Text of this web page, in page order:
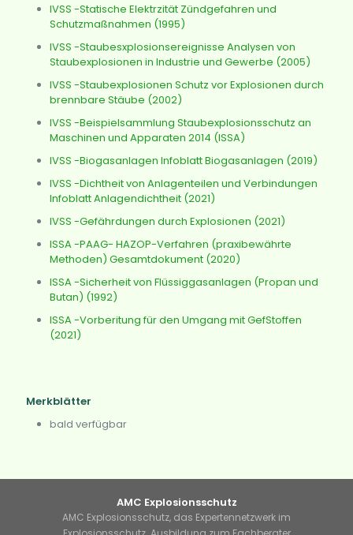
IVSS -Statische Elektrzität Zündgefahren und
Schutzmaßnahmen (1995)
IVSS -Staubesxplosionsereignisse Analysen von
Staubexplosionen in Industrie und Gewerbe (2005)
IVSS -Staubexplosionen Schutz vor Explosionen durch
brennbare Stäube (2002)
IVSS -Beispielsammlung Staubexplosionsschutz an
Maschinen und Apparaten 2014 (ISSA)
IVSS -Biogasanlagen Infoblatt Biogasanlagen (2019)
IVSS -Dichtheit von Anlagenteilen und Verbindungen
Infoblatt Anlagendichtheit (2021)
IVSS -Gefährdungen durch Explosionen (2021)
ISSA -PAAG- HAZOP-Verfahren (praxibewährte
Methoden) Gesamtdokument (2020)
ISSA -Sicherheit von Flüssiggasanlagen (Propan und
Butan) (1992)
ISSA -Vorberitung für den Umgang mit GefStoffen
(2021)
Merkblätter
bald verfügbar
AMC Explosionsschutz
AMC Explosionsschutz, das Expertennetzwerk im